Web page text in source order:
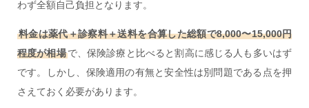
わず全額自己負担となります。
料金は薬代＋診察料＋送料を合算した総額で8,000〜15,000円
程度が相場で、保険診療と比べると割高に感じる人も多いはず
です。しかし、保険適用の有無と安全性は別問題である点を押
さえておく必要があります。